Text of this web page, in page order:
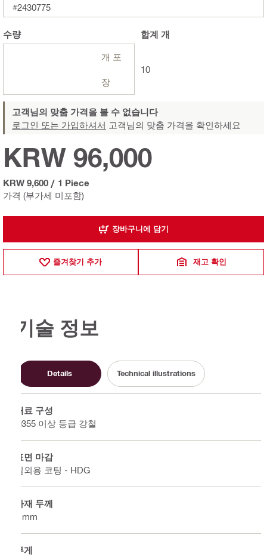
#2430775
수량
개 포
장
합계 개
10
고객님의 맞춤 가격을 볼 수 없습니다
로그인 또는 가입하셔서 고객님의 맞춤 가격을 확인하세요
가격 (부가세 미포함)
KRW 96,000
KRW 9,600 / 1 Piece
장바구니에 담기
즐겨찾기 추가 재고 확인
기술 정보
Details Technical illustrations
재료 구성
Q355 이상 등급 강철
표면 마감
실외용 코팅 - HDG
자재 두께
3 mm
무게